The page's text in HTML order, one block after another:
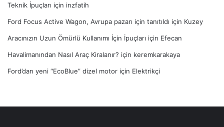
Teknik İpuçları için inzfatih
Ford Focus Active Wagon, Avrupa pazarı için tanıtıldı için Kuzey
Aracınızın Uzun Ömürlü Kullanımı İçin İpuçları için Efecan
Havalimanından Nasıl Araç Kiralanır? için keremkarakaya
Ford’dan yeni “EcoBlue” dizel motor için Elektrikçi